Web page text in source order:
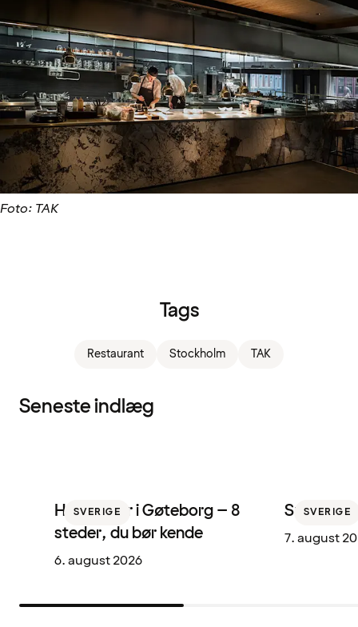
Foto: TAK
Tags
Restaurant Stockholm TAK
Seneste indlæg
SVERIGE
Hotelbarer i Gøteborg – 8
steder, du bør kende
6. august 2026
SVERIGE
Sne i
7. august